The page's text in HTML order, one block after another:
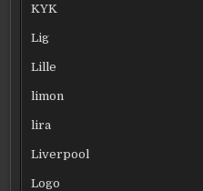
KYK
Lig
Lille
limon
lira
Liverpool
Logo